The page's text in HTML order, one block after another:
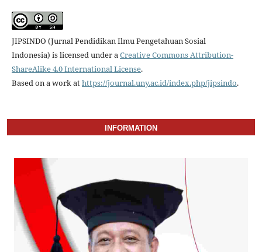
JIPSINDO (Jurnal Pendidikan Ilmu Pengetahuan Sosial
Indonesia) is licensed under aCreative Commons Attribution-
ShareAlike 4.0 International License.
Based on a work athttps://journal.uny.ac.id/index.php/jipsindo.
INFORMATION